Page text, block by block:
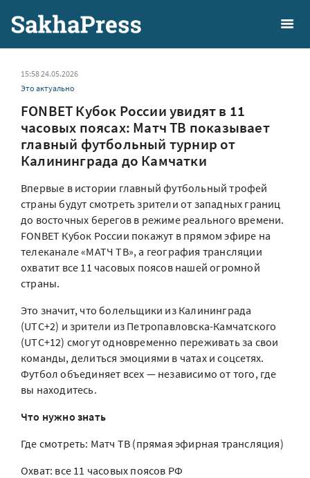
15:58 24.05.2026
Это актуально
FONBET Кубок России увидят в 11
часовых поясах: Матч ТВ показывает
главный футбольный турнир от
Калининграда до Камчатки
Впервые в истории главный футбольный трофей
страны будут смотреть зрители от западных границ
до восточных берегов в режиме реального времени.
FONBET Кубок России покажут в прямом эфире на
телеканале «МАТЧ ТВ», а география трансляции
охватит все 11 часовых поясов нашей огромной
страны.
Это значит, что болельщики из Калининграда
(UTC+2) и зрители из Петропавловска-Камчатского
(UTC+12) смогут одновременно переживать за свои
команды, делиться эмоциями в чатах и соцсетях.
Футбол объединяет всех — независимо от того, где
вы находитесь.
Что нужно знать
Где смотреть: Матч ТВ (прямая эфирная трансляция)
Охват: все 11 часовых поясов РФ